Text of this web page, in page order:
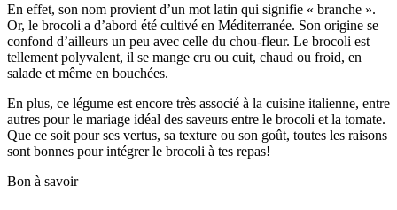
En effet, son nom provient d’un mot latin qui signifie « branche ».
Or, le brocoli a d’abord été cultivé en Méditerranée. Son origine se
confond d’ailleurs un peu avec celle du chou-fleur. Le brocoli est
tellement polyvalent, il se mange cru ou cuit, chaud ou froid, en
salade et même en bouchées.
En plus, ce légume est encore très associé à la cuisine italienne, entre
autres pour le mariage idéal des saveurs entre le brocoli et la tomate.
Que ce soit pour ses vertus, sa texture ou son goût, toutes les raisons
sont bonnes pour intégrer le brocoli à tes repas!
Bon à savoir